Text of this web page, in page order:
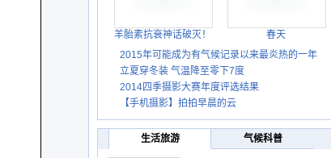
羊胎素抗衰神话破灭！
春天
2015年可能成为有气候记录以来最炎热的一年
立夏穿冬装 气温降至零下7度
2014四季摄影大赛年度评选结果
【手机摄影】拍拍早晨的云
生活旅游 气候科普